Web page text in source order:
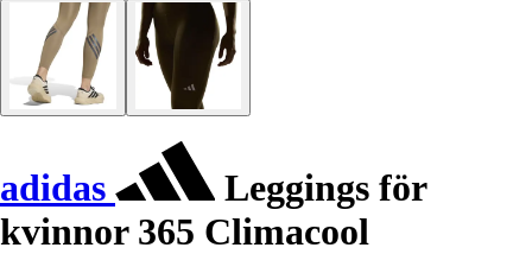
adidas
Leggings för
kvinnor 365 Climacool